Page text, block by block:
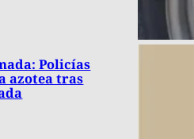
Policías
azotea tras